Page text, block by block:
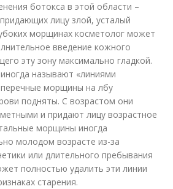
ботокса в этой области –
лицу злой, усталый
морщинах косметолог может
введение кожного
эту зону максимально гладкой.
называют «линиями
морщины на лбу
подняты. С возрастом они
и придают лицу возрастное
морщины иногда
молодом возрасте из-за
или длительного пребывания
полностью удалить эти линии
старения.